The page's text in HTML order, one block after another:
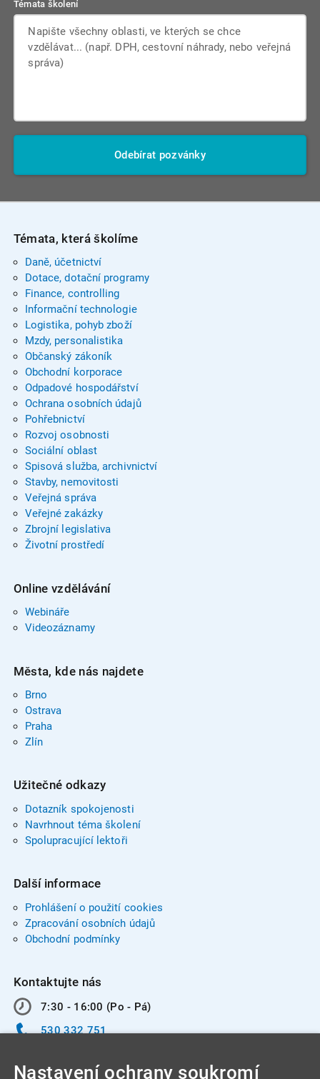
Témata školení
Odebírat pozvánky
Témata, která školíme
Daně, účetnictví
Dotace, dotační programy
Finance, controlling
Informační technologie
Logistika, pohyb zboží
Mzdy, personalistika
Občanský zákoník
Obchodní korporace
Odpadové hospodářství
Ochrana osobních údajů
Pohřebnictví
Rozvoj osobnosti
Sociální oblast
Spisová služba, archivnictví
Stavby, nemovitosti
Veřejná správa
Veřejné zakázky
Zbrojní legislativa
Životní prostředí
Online vzdělávání
Webináře
Videozáznamy
Města, kde nás najdete
Brno
Ostrava
Praha
Zlín
Užitečné odkazy
Dotazník spokojenosti
Navrhnout téma školení
Spolupracující lektoři
Další informace
Prohlášení o použití cookies
Zpracování osobních údajů
Obchodní podmínky
Kontaktujte nás
7:30 - 16:00 (Po - Pá)
530 332 751
Nastavení ochrany soukromí